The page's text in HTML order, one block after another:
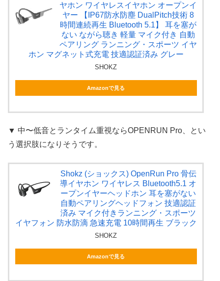
ヤホン ワイヤレスイヤホン オープンイ
ヤー 【IP67防水防塵 DualPitch技術 8
時間連続再生 Bluetooth 5.1】 耳を塞が
ない ながら聴き 軽量 マイク付き 自動
ペアリング ランニング・スポーツ イヤ
ホン マグネット式充電 技適認証済み グレー
SHOKZ
Amazonで見る
▼ 中〜低音とランタイム重視ならOPENRUN Pro、とい
う選択肢になりそうです。
Shokz (ショックス) OpenRun Pro 骨伝
導イヤホン ワイヤレス Bluetooth5.1 オ
ープンイヤーヘッドホン 耳を塞がない
自動ペアリングヘッドフォン 技適認証
済み マイク付きランニング・スポーツ
イヤフォン 防水防滴 急速充電 10時間再生 ブラック
SHOKZ
Amazonで見る